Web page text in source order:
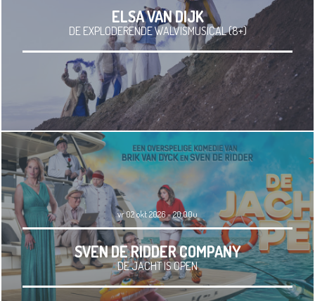
ELSA VAN DIJK
DE EXPLODERENDE WALVISMUSICAL (8+)
vr 02 okt 2026 - 20.00u
SVEN DE RIDDER COMPANY
DE JACHT IS OPEN